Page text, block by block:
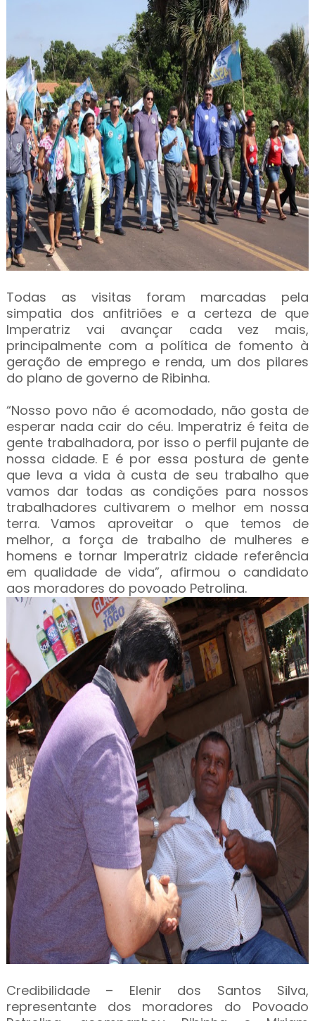
Todas as visitas foram marcadas pela
simpatia dos anfitriões e a certeza de que
Imperatriz vai avançar cada vez mais,
principalmente com a política de fomento à
geração de emprego e renda, um dos pilares
do plano de governo de Ribinha.
“Nosso povo não é acomodado, não gosta de
esperar nada cair do céu. Imperatriz é feita de
gente trabalhadora, por isso o perfil pujante de
nossa cidade. E é por essa postura de gente
que leva a vida à custa de seu trabalho que
vamos dar todas as condições para nossos
trabalhadores cultivarem o melhor em nossa
terra. Vamos aproveitar o que temos de
melhor, a força de trabalho de mulheres e
homens e tornar Imperatriz cidade referência
em qualidade de vida”, afirmou o candidato
aos moradores do povoado Petrolina.
Credibilidade – Elenir dos Santos Silva,
representante dos moradores do Povoado